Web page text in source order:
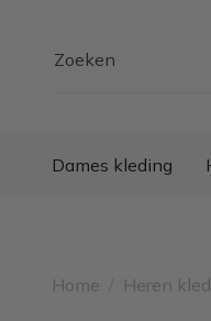
Zoeken
Dames kleding
Home Heren